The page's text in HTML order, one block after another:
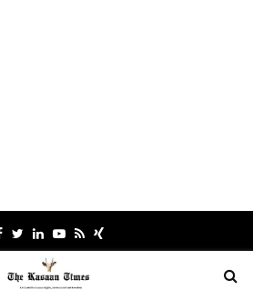
Facebook
TwitterLinkedinYoutube
RssXing